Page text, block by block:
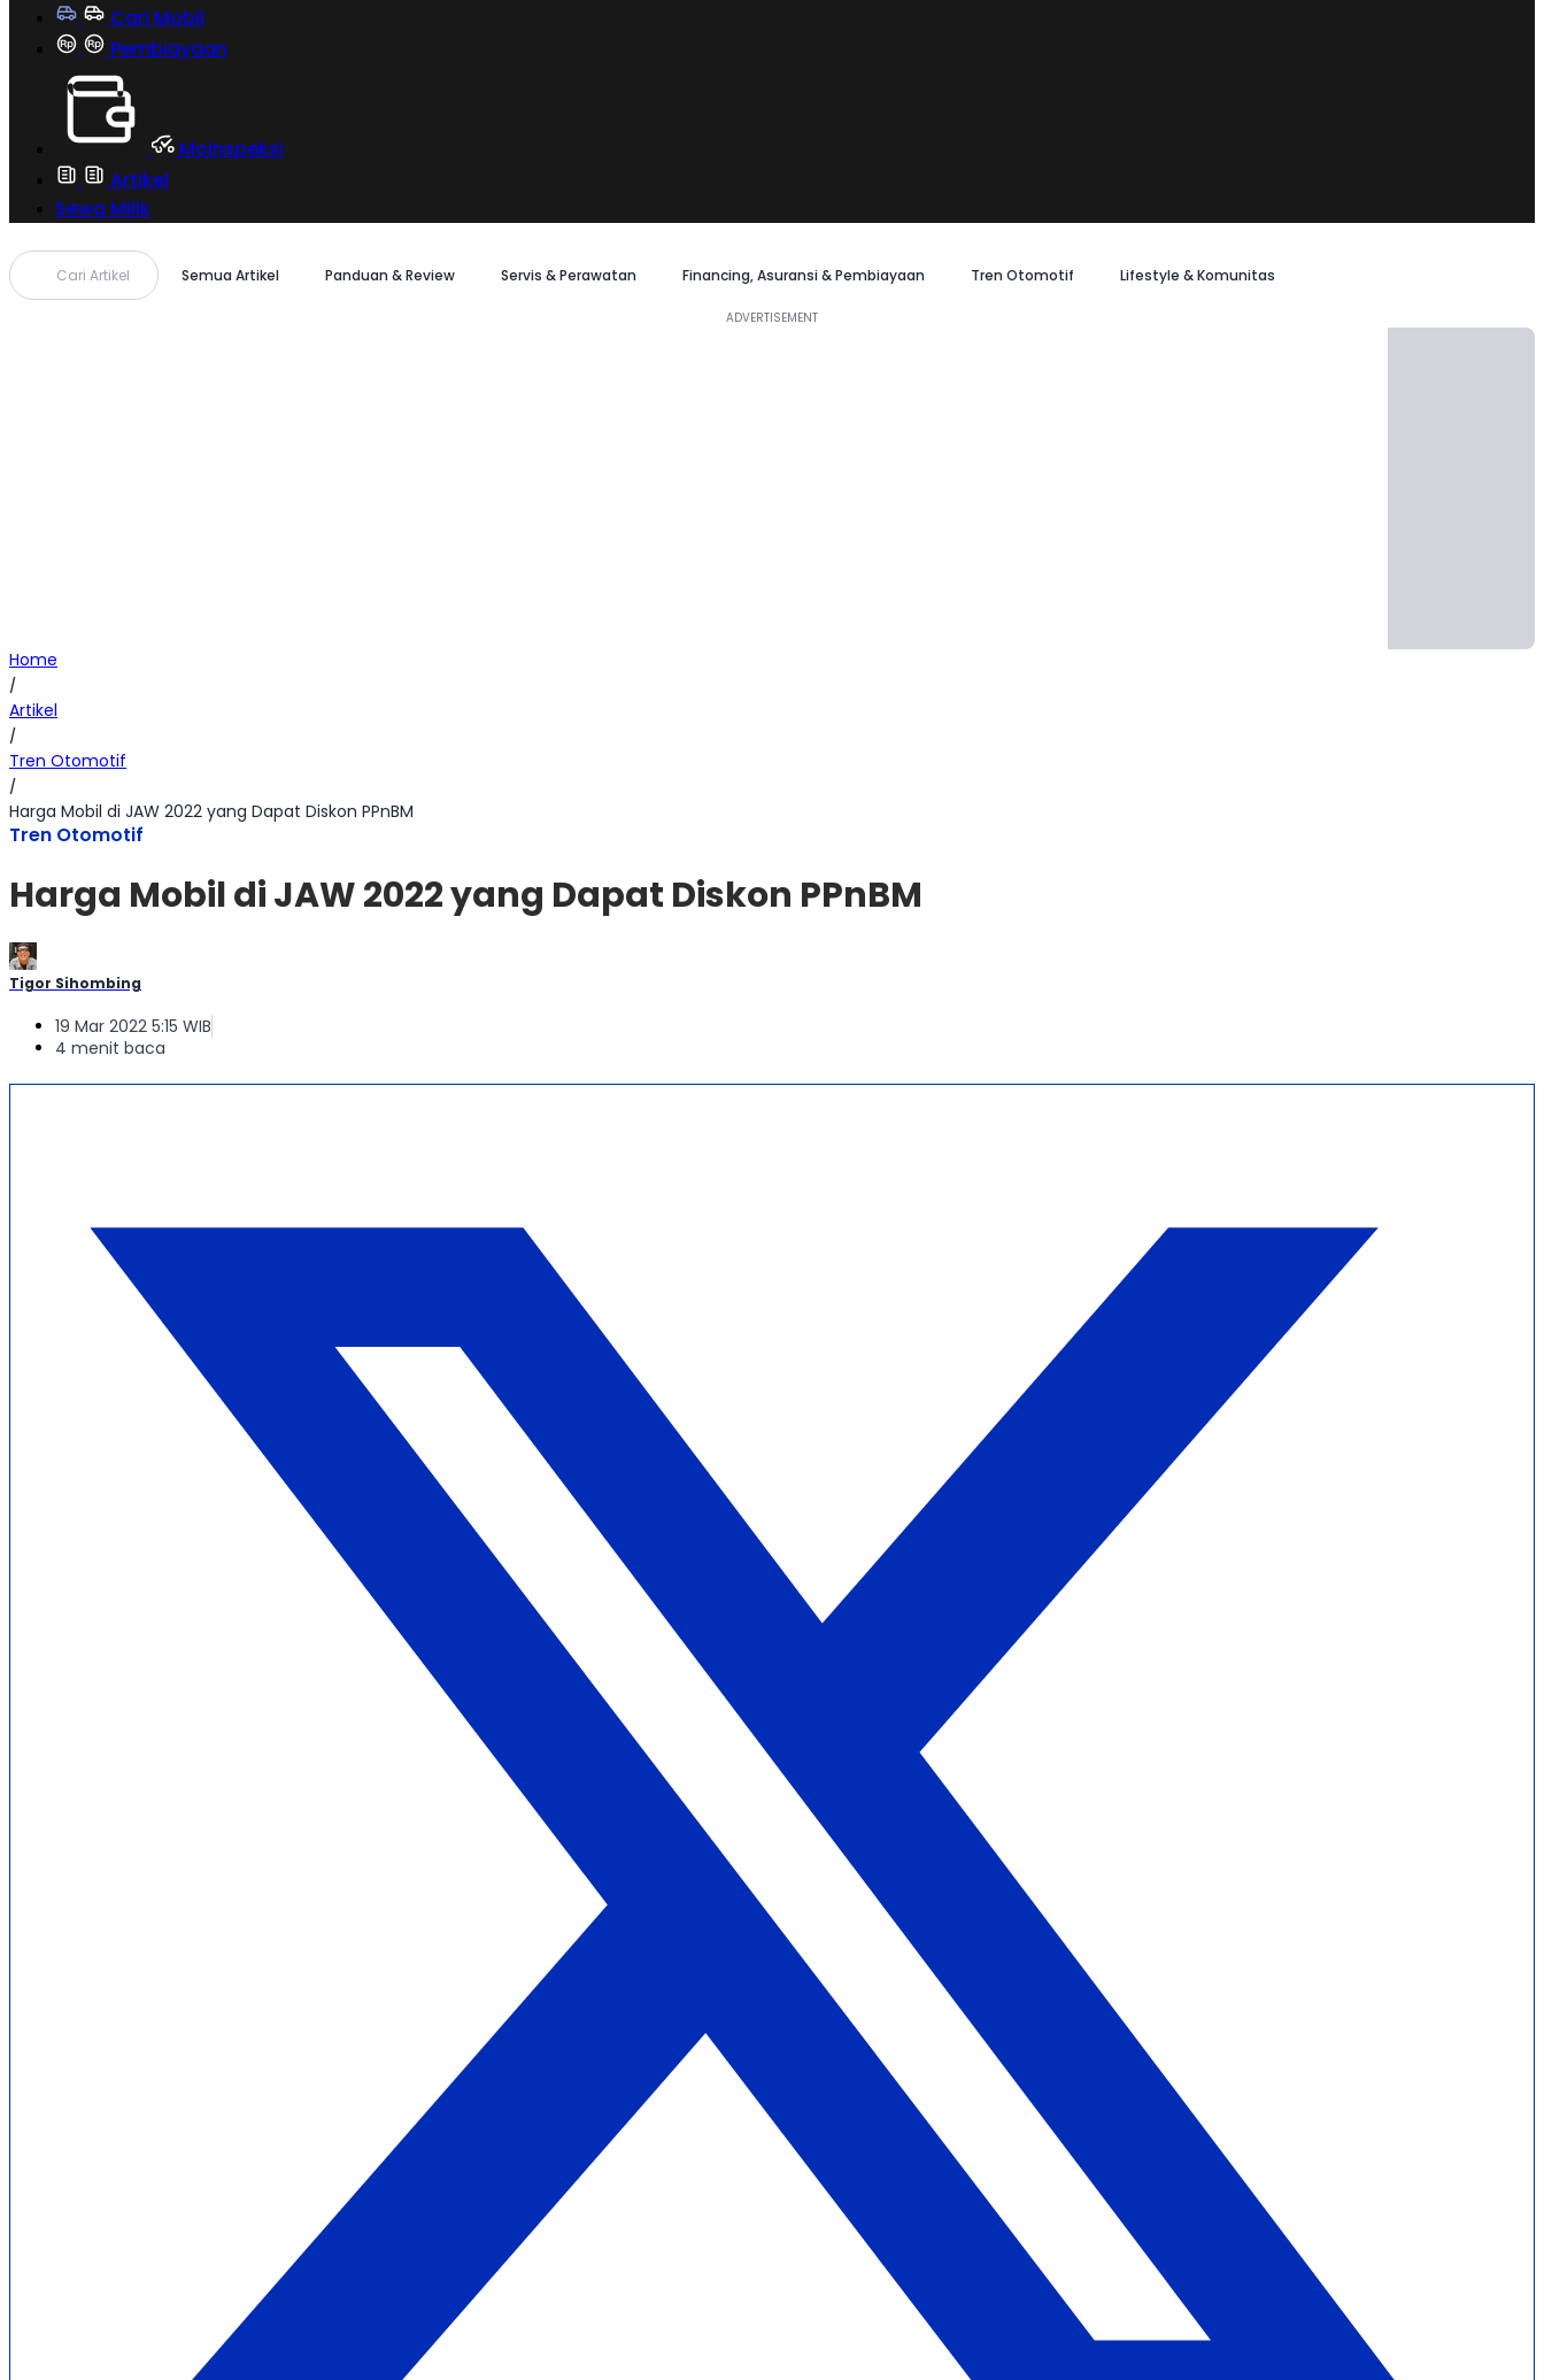
Cari Mobil
Pembiayaan
MoInspeksi
Artikel
Sewa Milik
Cari Artikel Semua Artikel Panduan & Review Servis & Perawatan Financing, Asuransi & Pembiayaan Tren Otomotif Lifestyle & Komunitas
Home
/
Artikel
/
Tren Otomotif
/
Harga Mobil di JAW 2022 yang Dapat Diskon PPnBM
Tren Otomotif
Harga Mobil di JAW 2022 yang Dapat Diskon PPnBM
Tigor Sihombing
19 Mar 2022 5:15 WIB
4 menit baca